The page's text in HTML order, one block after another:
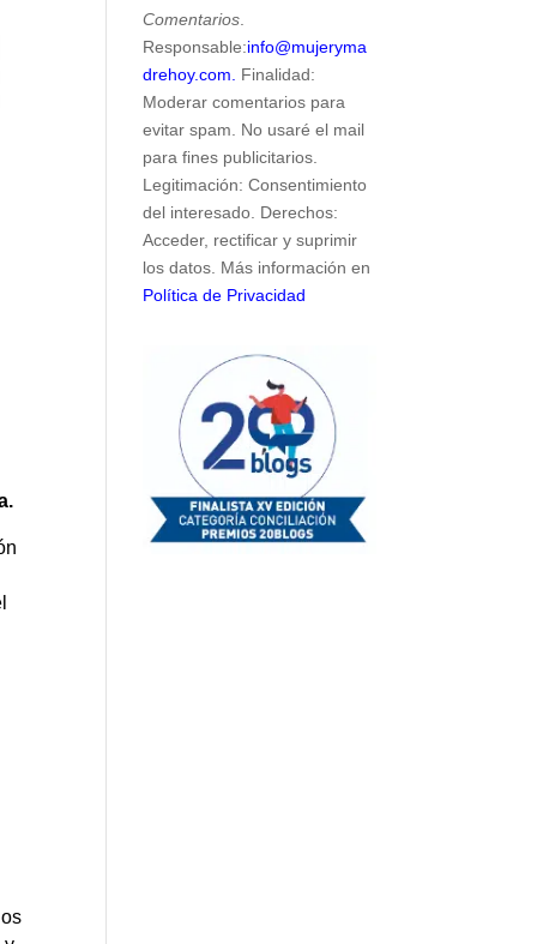
Comentarios
Responsable:info@mujeryma
drehoy.com.
Finalidad:
Moderar comentarios para
evitar spam. No usaré el mail
para fines publicitarios.
Legitimación: Consentimiento
del interesado. Derechos:
Acceder, rectificar y suprimir
los datos. Más información en
Política de Privacidad